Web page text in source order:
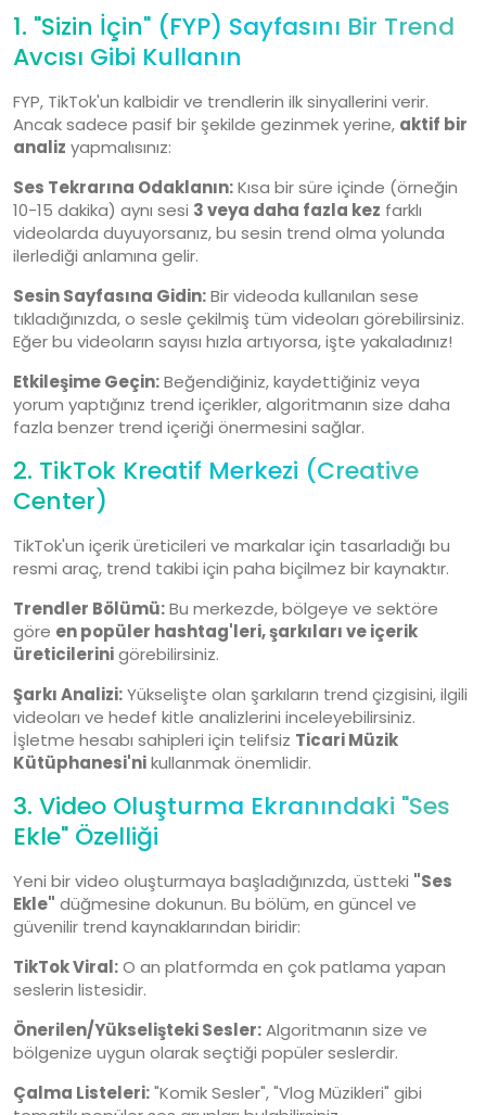
1. "Sizin İçin" (FYP) Sayfasını Bir Trend
Avcısı Gibi Kullanın
FYP, TikTok'un kalbidir ve trendlerin ilk sinyallerini verir.
Ancak sadece pasif bir şekilde gezinmek yerine, aktif bir
analiz yapmalısınız:
Ses Tekrarına Odaklanın:Kısa bir süre içinde (örneğin
10-15 dakika) aynı sesi 3 veya daha fazla kez farklı
videolarda duyuyorsanız, bu sesin trend olma yolunda
ilerlediği anlamına gelir.
Sesin Sayfasına Gidin:Bir videoda kullanılan sese
tıkladığınızda, o sesle çekilmiş tüm videoları görebilirsiniz.
Eğer bu videoların sayısı hızla artıyorsa, işte yakaladınız!
Etkileşime Geçin:Beğendiğiniz, kaydettiğiniz veya
yorum yaptığınız trend içerikler, algoritmanın size daha
fazla benzer trend içeriği önermesini sağlar.
2. TikTok Kreatif Merkezi (Creative
Center)
TikTok'un içerik üreticileri ve markalar için tasarladığı bu
resmi araç, trend takibi için paha biçilmez bir kaynaktır.
Trendler Bölümü:Bu merkezde, bölgeye ve sektöre
göre en popüler hashtag'leri, şarkıları ve içerik
üreticilerinigörebilirsiniz.
Şarkı Analizi:Yükselişte olan şarkıların trend çizgisini, ilgili
videoları ve hedef kitle analizlerini inceleyebilirsiniz.
İşletme hesabı sahipleri için telifsiz Ticari Müzik
Kütüphanesi'nikullanmak önemlidir.
3. Video Oluşturma Ekranındaki "Ses
Ekle" Özelliği
Yeni bir video oluşturmaya başladığınızda, üstteki "Ses
Ekle" düğmesine dokunun. Bu bölüm, en güncel ve
güvenilir trend kaynaklarından biridir:
TikTok Viral:O an platformda en çok patlama yapan
seslerin listesidir.
Önerilen/Yükselişteki Sesler:Algoritmanın size ve
bölgenize uygun olarak seçtiği popüler seslerdir.
Çalma Listeleri:"Komik Sesler", "Vlog Müzikleri" gibi